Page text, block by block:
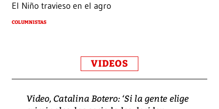
El Niño travieso en el agro
COLUMNISTAS
VIDEOS
Video, Catalina Botero: ‘Si la gente elige